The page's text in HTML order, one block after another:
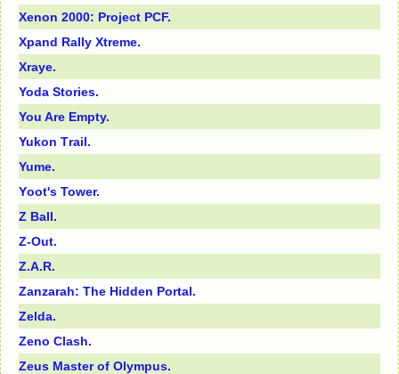
Xenоn 2000: Рrоjeсt РСF.
Xpand Rally Xtreme.
Xraye.
Yodа Stоries.
You Are Empty.
Yukоn Тrаil.
Yume.
Yооt's Тоwer.
Z Ball.
Z-Out.
Z.А.R.
Zanzarah: The Hidden Portal.
Zelda.
Zeno Clash.
Zeus Master of Olympus.